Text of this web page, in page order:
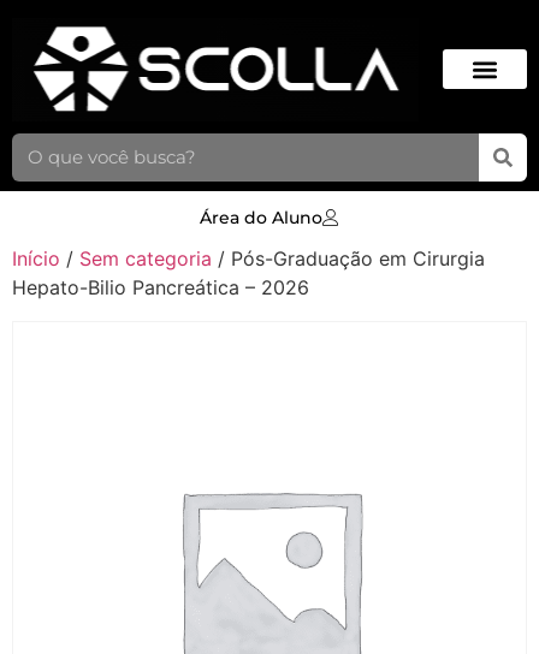
Área do Aluno
Início / Sem categoria / Pós-Graduação em Cirurgia
Hepato-Bilio Pancreática – 2026